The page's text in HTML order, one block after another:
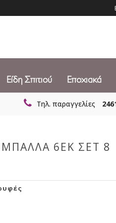
Είδη Σπιτιού Εποχιακά
Τηλ. παραγγελίες
6ΕΚ ΣΕΤ 8